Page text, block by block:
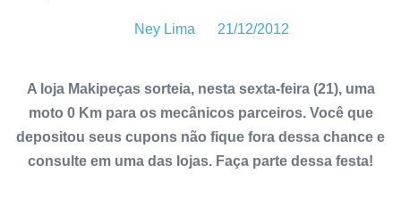
Ney Lima 21/12/2012
A loja Makipeças sorteia, nesta sexta-feira (21), uma
moto 0 Km para os mecânicos parceiros. Você que
depositou seus cupons não fique fora dessa chance e
consulte em uma das lojas. Faça parte dessa festa!